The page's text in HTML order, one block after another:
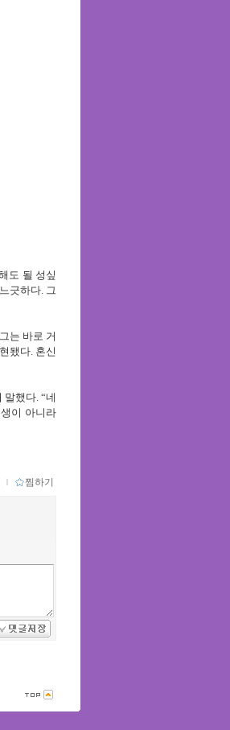
도 될 성싶
긋하다. 그
는 바로 거
됐다. 혼신
말했다 . “네
이 아니라
ｌ 찜하기